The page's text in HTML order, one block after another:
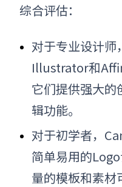
综合评估：
对于专业设计
Illustrator和
它们提供强大的
辑功能。
对于初学者，
简单易用的
量的模板和素材